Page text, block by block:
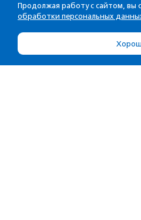
Продолжая работу с сайтом, вы
обработки персональных